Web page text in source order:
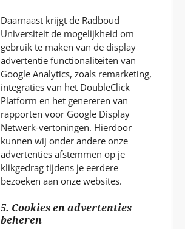
Daarnaast krijgt de Radboud
Universiteit de mogelijkheid om
gebruik te maken van de display
advertentie functionaliteiten van
Google Analytics, zoals remarketing,
integraties van het DoubleClick
Platform en het genereren van
rapporten voor Google Display
Netwerk-vertoningen. Hierdoor
kunnen wij onder andere onze
advertenties afstemmen op je
klikgedrag tijdens je eerdere
bezoeken aan onze websites.
5. Cookies en advertenties
beheren